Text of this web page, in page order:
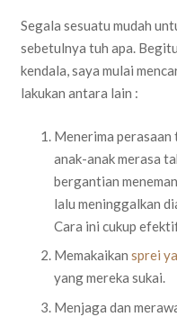
Segala sesuatu mudah
sebetulnya tuh apa.
kendala, saya mulai
lakukan antara lain :
Menerima perasaan
anak-anak merasa
bergantian
lalu meninggalkan
Cara ini cukup
Memakaikan sprei
yang mereka sukai.
Menjaga dan